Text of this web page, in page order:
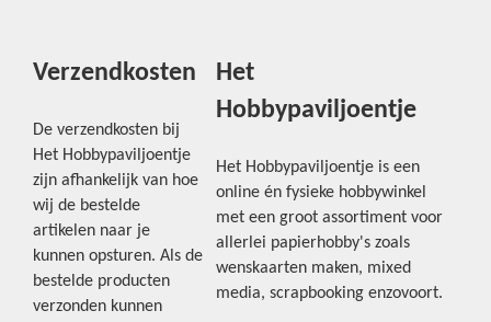
Verzendkosten
De verzendkosten bij
Het Hobbypaviljoentje
zijn afhankelijk van hoe
wij de bestelde
artikelen naar je
kunnen opsturen. Als de
bestelde producten
verzonden kunnen
Het
Hobbypaviljoentje
Het Hobbypaviljoentje is een
online én fysieke hobbywinkel
met een groot assortiment voor
allerlei papierhobby's zoals
wenskaarten maken, mixed
media, scrapbooking enzovoort.